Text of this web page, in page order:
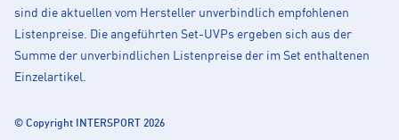
sind die aktuellen vom Hersteller unverbindlich empfohlenen
Listenpreise. Die angeführten Set-UVPs ergeben sich aus der
Summe der unverbindlichen Listenpreise der im Set enthaltenen
Einzelartikel.
© Copyright INTERSPORT 2026